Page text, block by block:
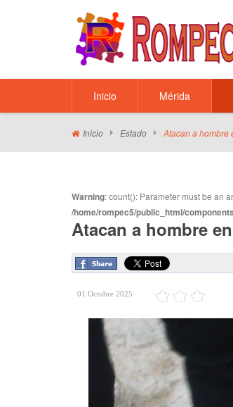
Inicio Mérida
Inicio Estado Atacan a hombre
Warning: count(): Parameter must be an
/home/rompec5/public_html/
Atacan a hombre
01 Octubre 2025